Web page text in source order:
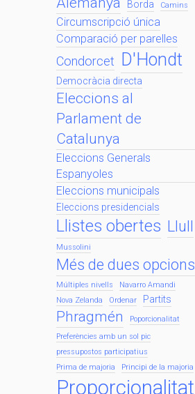
Borda Camins
Circumscripció única
Comparació per parelles
Condorcet D'Hondt
Democràcia directa
Eleccions al
Parlament de
Catalunya
Eleccions Generals
Espanyoles
Eleccions municipals
Eleccions presidencials
Llistes obertes Llull
Mussolini
Més de dues opcions
Múltiples nivells
Navarro Amandi
Nova Zelanda
Ordenar Partits
Phragmén
Poporcionalitat
Preferències amb un sol pic
pressupostos participatius
Prima de majoria
Principi de la majoria
Proporcionalitat